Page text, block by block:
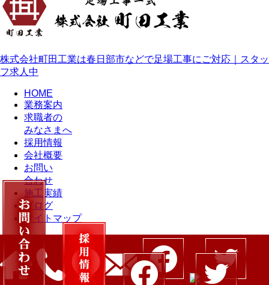
株式会社町田工業は春日部市などで足場工事にご対応｜スタッ
フ求人中
HOME
業務案内
求職者の
みなさまへ
採用情報
会社概要
お問い
合わせ
施工実績
ブログ
サイトマップ